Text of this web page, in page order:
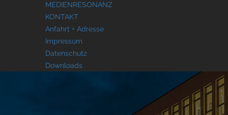
MEDIENRESONANZ
KONTAKT
Anfahrt + Adresse
Impressum
Datenschutz
Downloads